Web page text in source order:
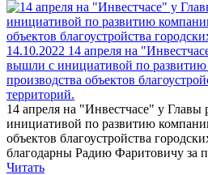
14.10.2022 14 апреля на
вышли с инициативой по развитию
производства объектов
территорий.
14 апреля на "Инвестчасе" у
инициативой по развитию
объектов благоустройства
благодарны Радию Фаритовичу за
Читать